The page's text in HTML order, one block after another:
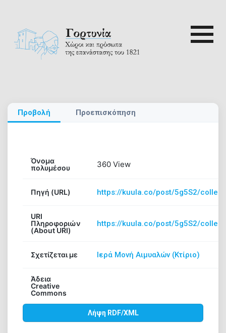
Γορτυνία
1821
Αξιοθέατα
Διαδρομές
Ψηφιακή βιβλιοθήκη
για:
Προβολή Προεπισκόπηση
Όνομα
πολυμέσου
360 View
Πηγή (URL) https://kuula.co/post/5g5S2/
URI
Πληροφοριών
(About URI)
https://kuula.co/post/5g5S2/
Σχετίζεται με Ιερά Μονή Αιμυαλών (Κτίριο)
Άδεια
Creative
Commons
Λήψη RDF/XML